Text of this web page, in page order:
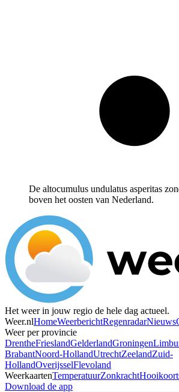
De altocumulus undulatus asperitas
boven het oosten van Nederland.
Het weer in jouw regio de hele dag actueel.
Weer.nlHomeWeerberichtRegenradarNieuws
Weer per provincie
DrentheFrieslandGelderlandGroningen
BrabantNoord-HollandUtrechtZeelandZuid-
HollandOverijsselFlevoland
WeerkaartenTemperatuurZonkracht
Download de app